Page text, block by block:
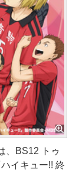
、BS12 トゥ
イキュー!! 終